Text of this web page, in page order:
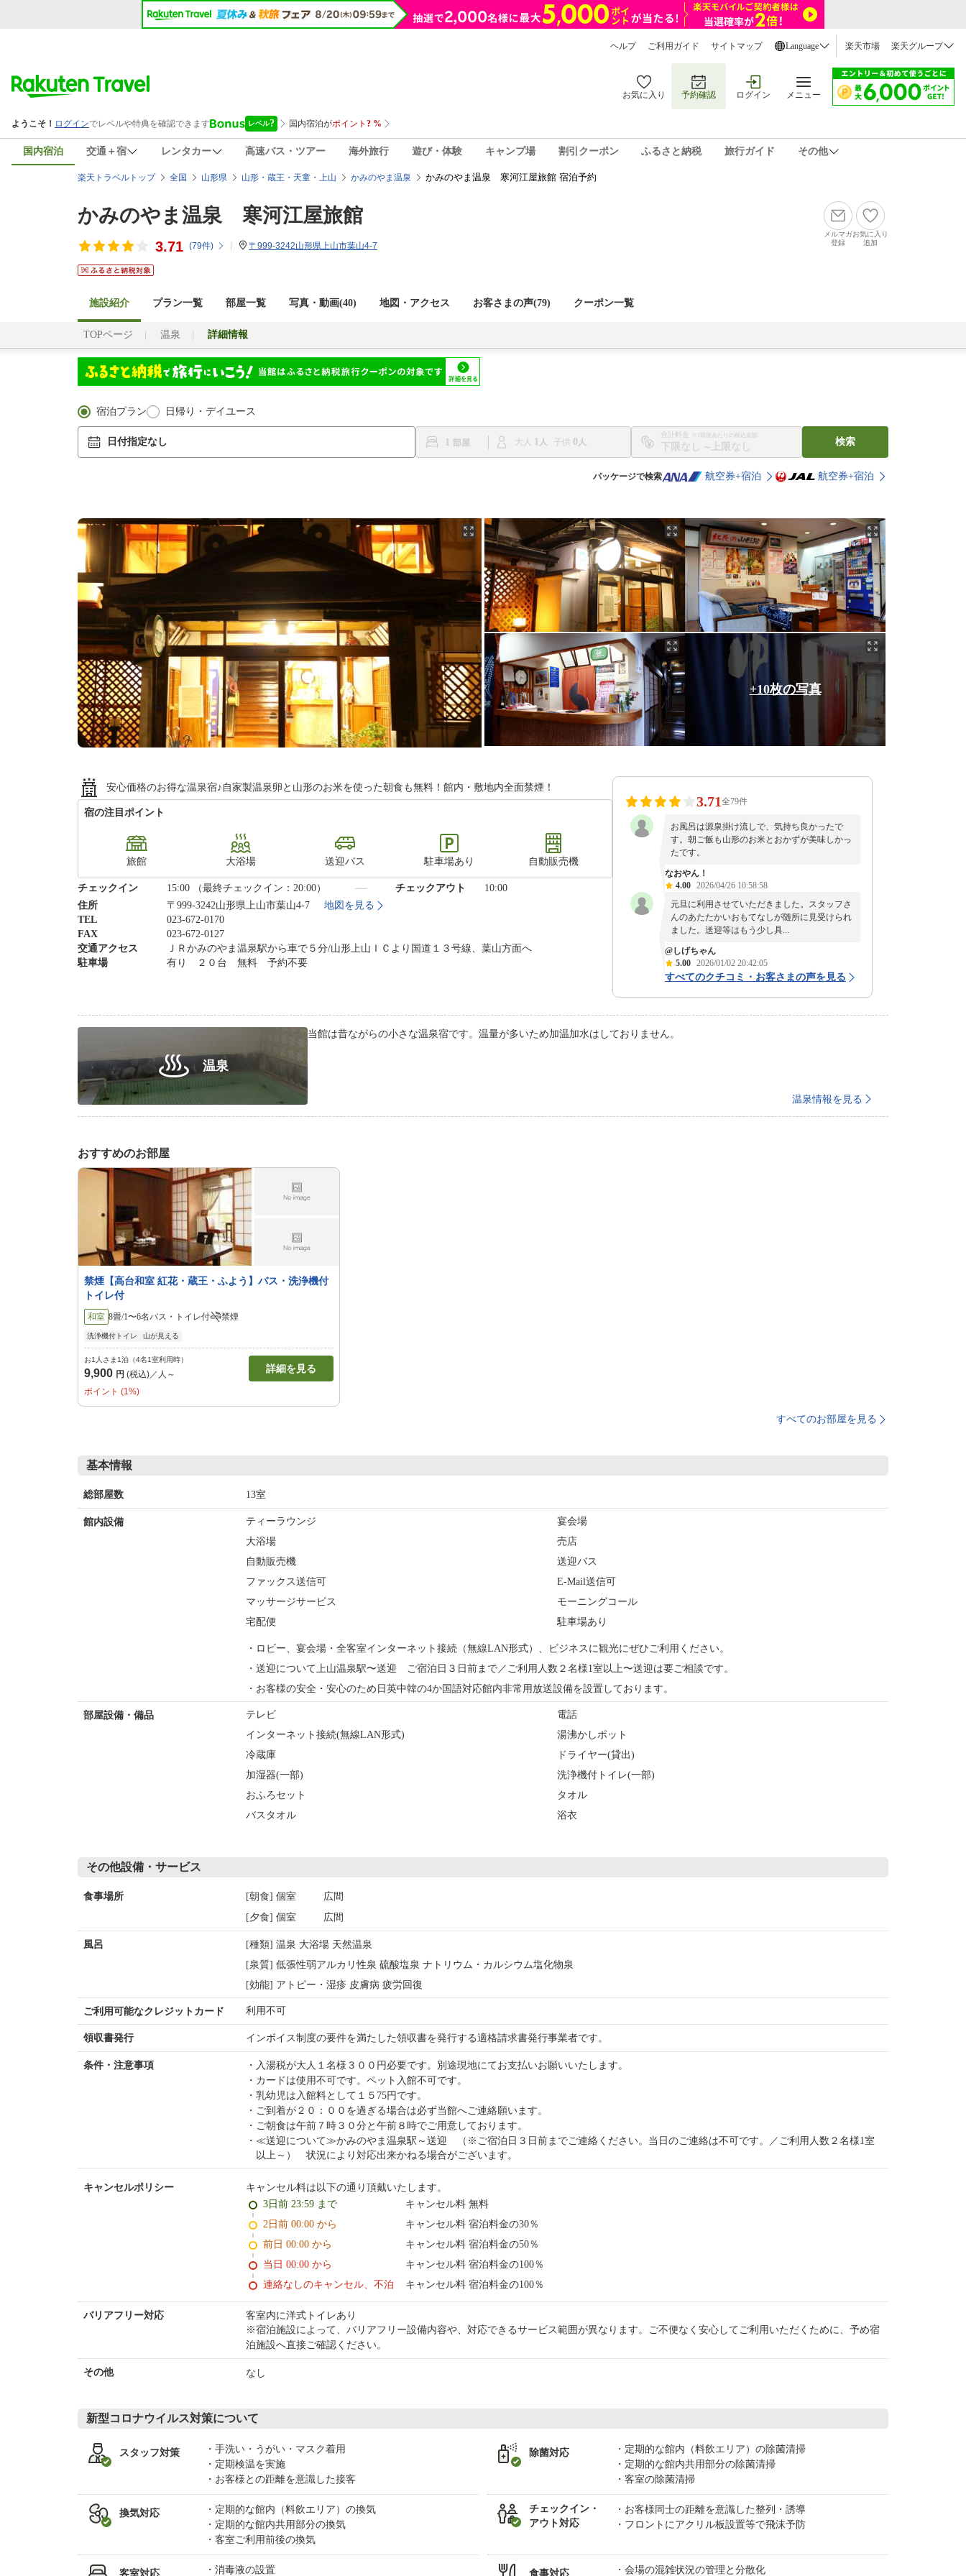
ヘルプ ご利用ガイド サイトマップ Language 楽天市場 楽天グループ
お気に入り 予約確認 ログイン メニュー
国内宿泊 交通＋宿 レンタカー 高速バス・ツアー 海外旅行 遊び・体験 キャンプ場 割引クーポン ふるさと納税 旅行ガイド その他
楽天トラベルトップ 全国 山形県 山形・蔵王・天童・上山 かみのやま温泉 かみのやま温泉 寒河江屋旅館 宿泊予約
かみのやま温泉 寒河江屋旅館
3.71 (79件) 〒999-3242山形県上山市葉山4-7
メルマガ
登録
お気に入り
追加
施設紹介 プラン一覧 部屋一覧 写真・動画(40) 地図・アクセス お客さまの声(79) クーポン一覧
TOPページ 温泉 詳細情報
宿泊プラン 日帰り・デイユース
日付指定なし 1 大人 1 子供 0
合計料金 ※1部屋あたりの税込金額
〜
検索
パッケージで検索 航空券+宿泊 航空券+宿泊
+10枚の写真
安心価格のお得な温泉宿♪自家製温泉卵と山形のお米を使った朝食も無料！館内・敷地内全面禁煙！
宿の注目ポイント
旅館 大浴場 送迎バス 駐車場あり 自動販売機
チェックイン 15:00 （最終チェックイン：20:00） チェックアウト
10:00
住所
〒999-3242山形県上山市葉山4-7
地図を見る
TEL
023-672-0170
FAX
023-672-0127
交通アクセス
ＪＲかみのやま温泉駅から車で５分/山形上山ＩＣより国道１３号線、葉山方面へ
駐車場
有り ２０台 無料 予約不要
3.71 全79件
お風呂は源泉掛け流しで、気持ち良かったで
す。朝ご飯も山形のお米とおかずが美味しかっ
たです。
なおやん！
4.00 2026/04/26 10:58:58
元旦に利用させていただきました。スタッフさ
んのあたたかいおもてなしが随所に見受けられ
ました。送迎等はもう少し具...
@しげちゃん
5.00 2026/01/02 20:42:05
すべてのクチコミ・お客さまの声を見る
温泉
当館は昔ながらの小さな温泉宿です。温量が多いため加温加水はしておりません。
温泉情報を見る
おすすめのお部屋
禁煙【高台和室 紅花・蔵王・ふよう】バス・洗浄機付
トイレ付
和室 8畳/1〜6名バス・トイレ付 禁煙
洗浄機付トイレ 山が見える
お1人さま1泊（4名1室利用時）
9,900 円 (税込)／人～ 詳細を見る
ポイント (1%)
すべてのお部屋を見る
基本情報
総部屋数 13室
館内設備 ティーラウンジ
宴会場
大浴場
売店
自動販売機
送迎バス
ファックス送信可
E-Mail送信可
マッサージサービス
モーニングコール
宅配便
駐車場あり
・ロビー、宴会場・全客室インターネット接続（無線LAN形式）、ビジネスに観光にぜひご利用ください。
・送迎について上山温泉駅〜送迎 ご宿泊日３日前まで／ご利用人数２名様1室以上〜送迎は要ご相談です。
・お客様の安全・安心のため日英中韓の4か国語対応館内非常用放送設備を設置しております。
部屋設備・備品 テレビ
電話
インターネット接続(無線LAN形式)
湯沸かしポット
冷蔵庫
ドライヤー(貸出)
加湿器(一部)
洗浄機付トイレ(一部)
おふろセット
タオル
バスタオル
浴衣
その他設備・サービス
食事場所 [朝食] 個室
広間
[夕食] 個室
広間
風呂
[種類] 温泉 大浴場 天然温泉
[泉質] 低張性弱アルカリ性泉 硫酸塩泉 ナトリウム・カルシウム塩化物泉
[効能] アトピー・湿疹 皮膚病 疲労回復
ご利用可能なクレジットカード 利用不可
領収書発行 インボイス制度の要件を満たした領収書を発行する適格請求書発行事業者です。
条件・注意事項
入湯税が大人１名様３００円必要です。別途現地にてお支払いお願いいたします。
カードは使用不可です。ペット入館不可です。
乳幼児は入館料として１５75円です。
ご到着が２０：００を過ぎる場合は必ず当館へご連絡願います。
ご朝食は午前７時３０分と午前８時でご用意しております。
≪送迎について≫かみのやま温泉駅～送迎 （※ご宿泊日３日前までご連絡ください。当日のご連絡は不可です。／ご利用人数２名様1室
以上～） 状況により対応出来かねる場合がございます。
キャンセルポリシー キャンセル料は以下の通り頂戴いたします。
3日前 23:59 まで
キャンセル料 無料
2日前 00:00 から
キャンセル料 宿泊料金の30％
前日 00:00 から
キャンセル料 宿泊料金の50％
当日 00:00 から
キャンセル料 宿泊料金の100％
連絡なしのキャンセル、不泊
キャンセル料 宿泊料金の100％
バリアフリー対応
客室内に洋式トイレあり
※宿泊施設によって、バリアフリー設備内容や、対応できるサービス範囲が異なります。ご不便なく安心してご利用いただくために、予め宿
泊施設へ直接ご確認ください。
その他 なし
新型コロナウイルス対策について
スタッフ対策
手洗い・うがい・マスク着用
定期検温を実施
お客様との距離を意識した接客
除菌対応
定期的な館内（料飲エリア）の除菌清掃
定期的な館内共用部分の除菌清掃
客室の除菌清掃
換気対応
定期的な館内（料飲エリア）の換気
定期的な館内共用部分の換気
客室ご利用前後の換気
チェックイン・
アウト対応
お客様同士の距離を意識した整列・誘導
フロントにアクリル板設置等で飛沫予防
客室対応 消毒液の設置 食事対応 会場の混雑状況の管理と分散化